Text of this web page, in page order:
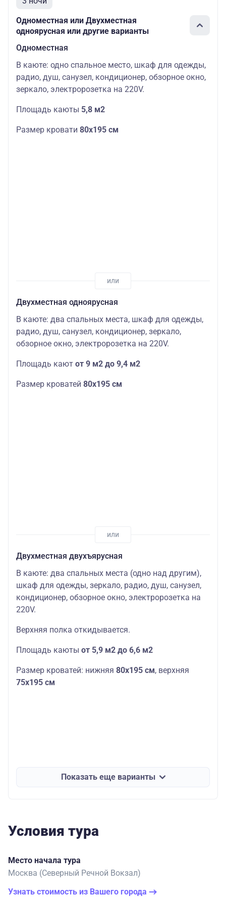
Одноместная или Двухместная
одноярусная или другие варианты
Одноместная
В каюте: одно спальное место, шкаф для одежды,
радио, душ, санузел, кондиционер, обзорное окно,
зеркало, электророзетка на 220V.
Площадь каюты 5,8 м2
Размер кровати 80х195 см
Двухместная одноярусная
В каюте: два спальных места, шкаф для одежды,
радио, душ, санузел, кондиционер, зеркало,
обзорное окно, электророзетка на 220V.
Площадь кают от 9 м2 до 9,4 м2
Размер кроватей 80х195 см
Двухместная двухъярусная
В каюте: два спальных места (одно над другим),
шкаф для одежды, зеркало, радио, душ, санузел,
кондиционер, обзорное окно, электророзетка на
220V.
Верхняя полка откидывается.
Площадь каюты от 5,9 м2 до 6,6 м2
Размер кроватей: нижняя 80х195 см, верхняя
75х195 см
Показать еще варианты
Условия тура
Место начала тура
Москва (Северный Речной Вокзал)
Узнать стоимость из Вашего города